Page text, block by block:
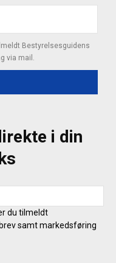
Bestyrelsesguidens
via mail.
i din
du tilmeldt
samt markedsføring